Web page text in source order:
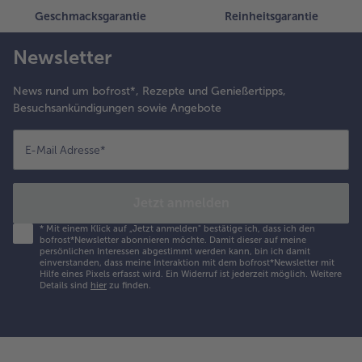
Geschmacksgarantie Reinheitsgarantie
Newsletter
News rund um bofrost*, Rezepte und Genießertipps,
Besuchsankündigungen sowie Angebote
E-Mail Adresse*
* Mit einem Klick auf „Jetzt anmelden" bestätige ich, dass ich den
bofrost*Newsletter abonnieren möchte. Damit dieser auf meine
persönlichen Interessen abgestimmt werden kann, bin ich damit
einverstanden, dass meine Interaktion mit dem bofrost*Newsletter mit
Hilfe eines Pixels erfasst wird. Ein Widerruf ist jederzeit möglich. Weitere
Details sind hier zu finden.